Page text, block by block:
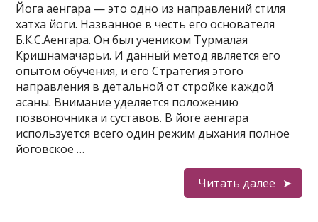
Йога аенгара — это одно из направлений стиля
хатха йоги. Названное в честь его основателя
Б.К.С.Аенгара. Он был учеником Турмалая
Кришнамачарьи. И данный метод является его
опытом обучения, и его Стратегия этого
направления в детальной от стройке каждой
асаны. Внимание уделяется положению
позвоночника и суставов. В йоге аенгара
используется всего один режим дыхания полное
йоговское …
Читать далее